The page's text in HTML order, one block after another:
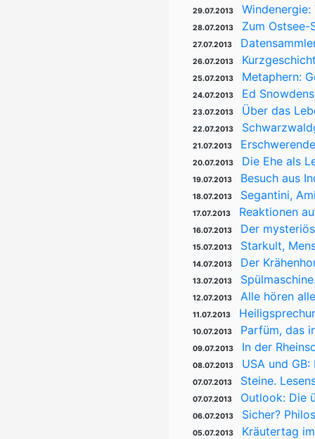
29.07.2013
28.07.2013 Zum
27.07.2013
26.07.2013
25.07.2013 Metaphern:
24.07.2013 Ed
23.07.2013 Über das
22.07.2013
21.07.2013
20.07.2013 Die Ehe als
19.07.2013 Besuch aus
18.07.2013 Segantini,
17.07.2013 Reaktionen
16.07.2013 Der
15.07.2013 Starkult,
14.07.2013 Der
13.07.2013
12.07.2013 Alle hören
11.07.2013
10.07.2013 Parfüm, das
09.07.2013 In der
08.07.2013 USA und
07.07.2013 Steine.
07.07.2013 Outlook: Die
06.07.2013 Sicher?
05.07.2013 Kräutertag